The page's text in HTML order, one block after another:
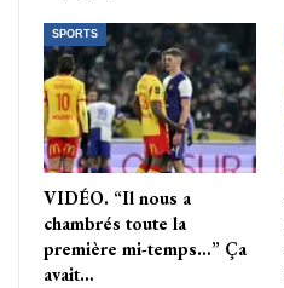
SPORTS
VIDÉO. “Il nous a
chambrés toute la
première mi-temps…” Ça
avait…